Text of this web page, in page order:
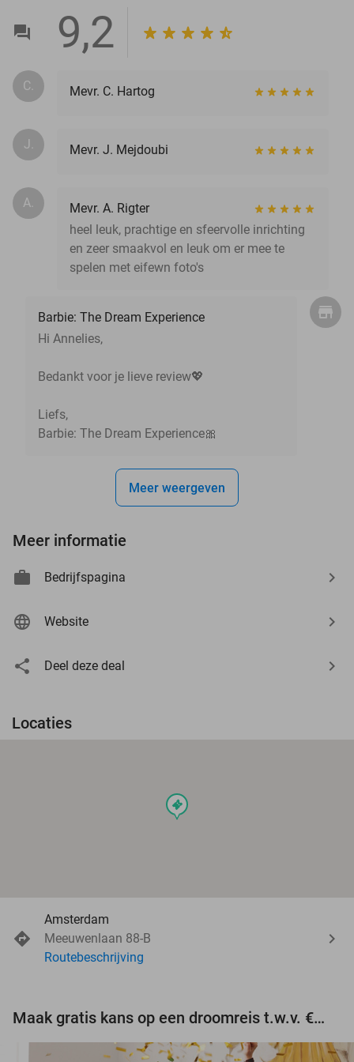
9,2
C. Mevr. C. Hartog
J. Mevr. J. Mejdoubi
A.
Mevr. A. Rigter
heel leuk, prachtige en sfeervolle inrichting
en zeer smaakvol en leuk om er mee te
spelen met eifewn foto's
Barbie: The Dream Experience
Hi Annelies,
Bedankt voor je lieve review💖
Liefs,
Barbie: The Dream Experience🎀
Meer weergeven
Meer informatie
Bedrijfspagina
Website
Deel deze deal
Locaties
events
Amsterdam
Meeuwenlaan 88-B
Routebeschrijving
Maak gratis kans op een droomreis t.w.v. €3.000!